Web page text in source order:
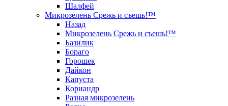
Шалфей
Микрозелень Срежь и съешь!™
Назад
Микрозелень Срежь и съешь!™
Базилик
Бораго
Горошек
Дайкон
Капуста
Кориандр
Разная микрозелень